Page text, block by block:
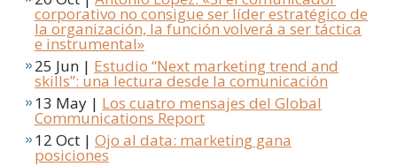
corporativo no consigue ser líder estratégico de
la organización, la función volverá a ser táctica
e instrumental»
25 Jun | Estudio “Next marketing trend and
skills”: una lectura desde la comunicación
13 May | Los cuatro mensajes del Global
Communications Report
12 Oct | Ojo al data: marketing gana
posiciones